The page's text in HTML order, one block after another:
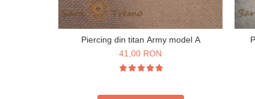
Piercing din titan Army model A
41,00 RON